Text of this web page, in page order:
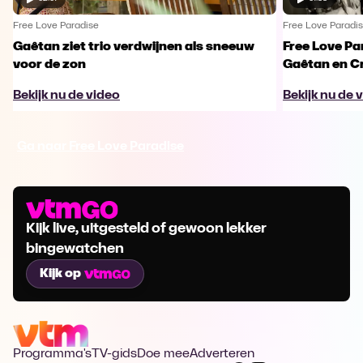
Free Love Paradise
Gaêtan ziet trio verdwijnen als sneeuw
voor de zon
Bekijk nu de video
Free Love
Free Love
Gaêtan en
Bekijk nu de
Kijk live, uitgesteld of gewoon lekker
bingewatchen
Kijk op
Programma's TV-gidsDoe meeAdverteren